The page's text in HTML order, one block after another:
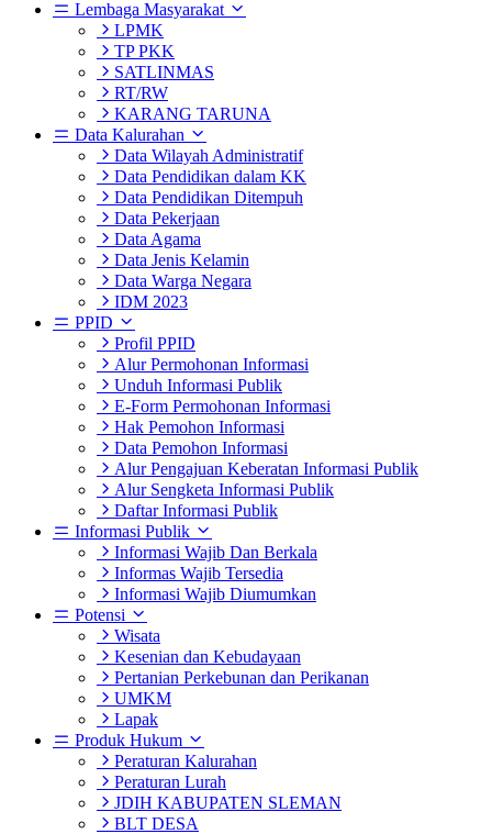
Lembaga Masyarakat
LPMK
TP PKK
SATLINMAS
RT/RW
KARANG TARUNA
Data Kalurahan
Data Wilayah Administratif
Data Pendidikan dalam KK
Data Pendidikan Ditempuh
Data Pekerjaan
Data Agama
Data Jenis Kelamin
Data Warga Negara
IDM 2023
PPID
Profil PPID
Alur Permohonan Informasi
Unduh Informasi Publik
E-Form Permohonan Informasi
Hak Pemohon Informasi
Data Pemohon Informasi
Alur Pengajuan Keberatan Informasi Publik
Alur Sengketa Informasi Publik
Daftar Informasi Publik
Informasi Publik
Informasi Wajib Dan Berkala
Informas Wajib Tersedia
Informasi Wajib Diumumkan
Potensi
Wisata
Kesenian dan Kebudayaan
Pertanian Perkebunan dan Perikanan
UMKM
Lapak
Produk Hukum
Peraturan Kalurahan
Peraturan Lurah
JDIH KABUPATEN SLEMAN
BLT DESA